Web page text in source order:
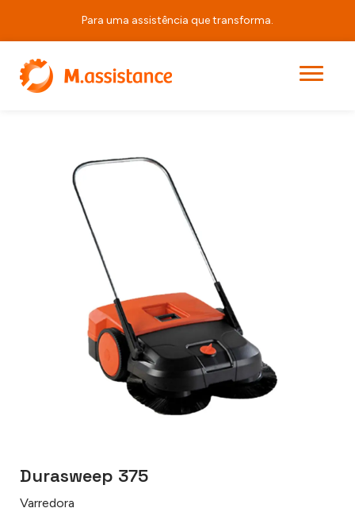
Para uma assistência que transforma.
Início |
Durasweep 375
Varredora